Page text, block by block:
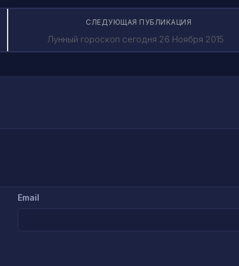
СЛЕДУЮЩАЯ ПУБЛИКАЦИЯ
Лунный гороскоп сегодня 26 Ноября 2015
Email